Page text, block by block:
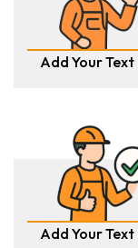
Add Your Text
Add Your Text